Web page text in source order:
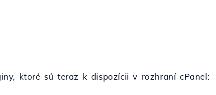
ktoré sú teraz k dispozícii v rozhraní cPanel: